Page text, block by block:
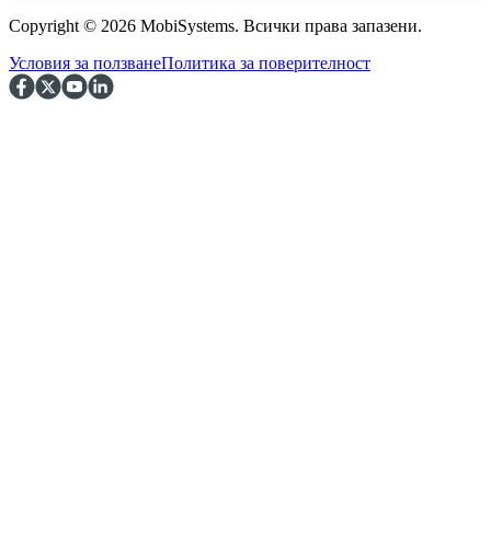
Copyright © 2026 MobiSystems. Всички права запазени.
Условия за ползванеПолитика за поверителност